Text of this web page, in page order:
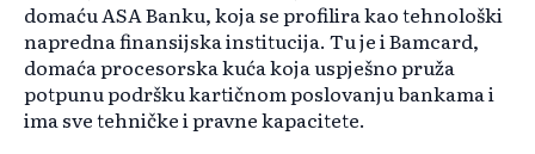
domaću ASA Banku, koja se profilira kao tehnološki
napredna finansijska institucija. Tu je i Bamcard,
domaća procesorska kuća koja uspješno pruža
potpunu podršku kartičnom poslovanju bankama i
ima sve tehničke i pravne kapacitete.